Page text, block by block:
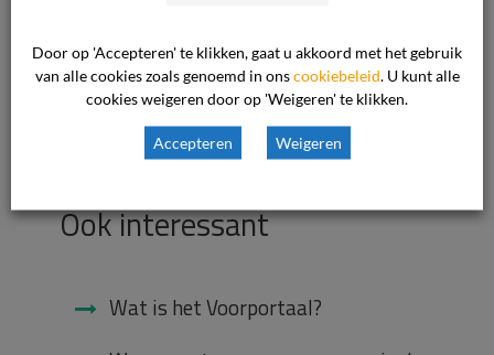
10 december 2020
Ook interessant
Wat is het Voorportaal?
Door op 'Accepteren' te klikken, gaat u akkoord met het gebruik
van alle cookies zoals genoemd in onscookiebeleid. U kunt alle
cookies weigeren door op 'Weigeren' te klikken.
Accepteren Weigeren